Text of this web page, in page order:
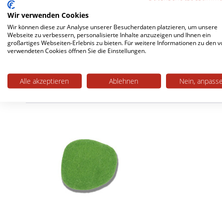
Kommentar schreiben
Passende Artikel
Wir verwenden Cookies
Wir können diese zur Analyse unserer Besucherdaten platzieren, um unsere
Webseite zu verbessern, personalisierte Inhalte anzuzeigen und Ihnen ein
großartiges Webseiten-Erlebnis zu bieten. Für weitere Informationen zu den
verwendeten Cookies öffnen Sie die Einstellungen.
Alle akzeptieren Ablehnen Nein,